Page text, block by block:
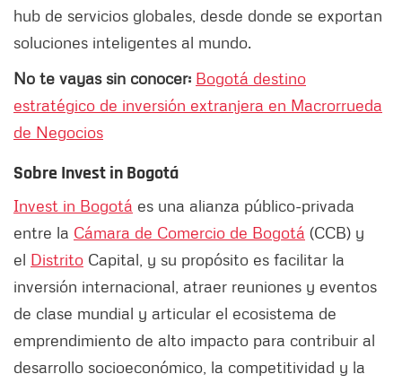
hub de servicios globales, desde donde se exportan
soluciones inteligentes al mundo.
No te vayas sin conocer: Bogotá destino
estratégico de inversión extranjera en Macrorrueda
de Negocios
Sobre Invest in Bogotá
Invest in Bogotá es una alianza público-privada
entre la Cámara de Comercio de Bogotá (CCB) y
el Distrito Capital, y su propósito es facilitar la
inversión internacional, atraer reuniones y eventos
de clase mundial y articular el ecosistema de
emprendimiento de alto impacto para contribuir al
desarrollo socioeconómico, la competitividad y la